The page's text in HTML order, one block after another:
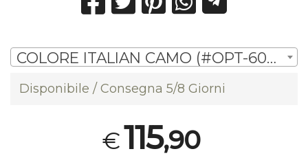
COLORE ITALIAN CAMO (#OPT-605 IT) | € 115,90
Disponibile / Consegna 5/8 Giorni
€115,90